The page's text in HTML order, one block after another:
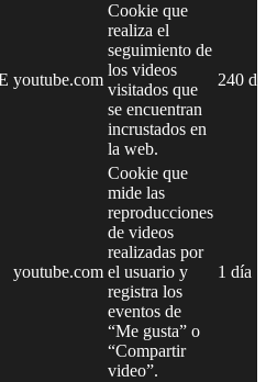
youtube.com
Cookie que
realiza el
seguimiento de
los videos
visitados que
se encuentran
incrustados en
la web.
240
youtube.com
Cookie que
mide las
reproducciones
de videos
realizadas por
el usuario y
registra los
eventos de
“Me gusta” o
“Compartir
video”.
1 día